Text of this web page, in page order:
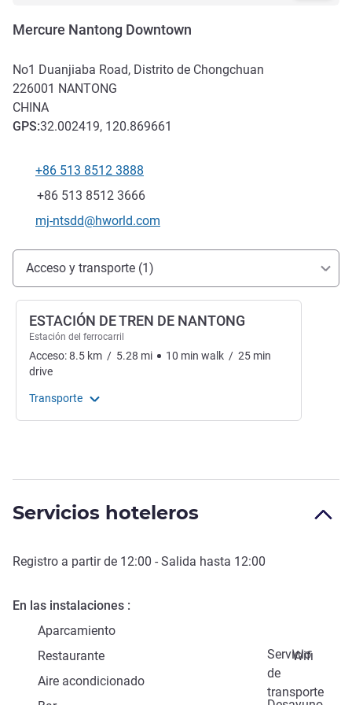
Mercure Nantong Downtown
No1 Duanjiaba Road, Distrito de Chongchuan
226001 NANTONG
CHINA
GPS:32.002419, 120.869661
Teléfono
+86 513 8512 3888
Fax
+86 513 8512 3666
Correo electrónico de contacto
mj-ntsdd@hworld.com
Acceso y transporte
Acceso y transporte (1)
ESTACIÓN DE TREN DE NANTONG
Estación del ferrocarril
Acceso:8.5 km / 5.28 mi 10 min walk / 25 min
drive
Transporte
Servicios hoteleros
Registro a partir de 12:00 - Salida hasta 12:00
En las instalaciones
Aparcamiento
Servicio
de
transporte
Restaurante
Wifi
Aire acondicionado